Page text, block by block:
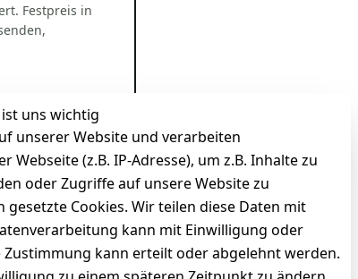
uns wichtig
unserer Website und verarbeiten
(z.B. IP-Adresse), um z.B. Inhalte zu
oder Zugriffe auf unsere Website zu
Cookies. Wir teilen diese Daten mit
kann mit Einwilligung oder
kann erteilt oder abgelehnt werden.
Festpreis in